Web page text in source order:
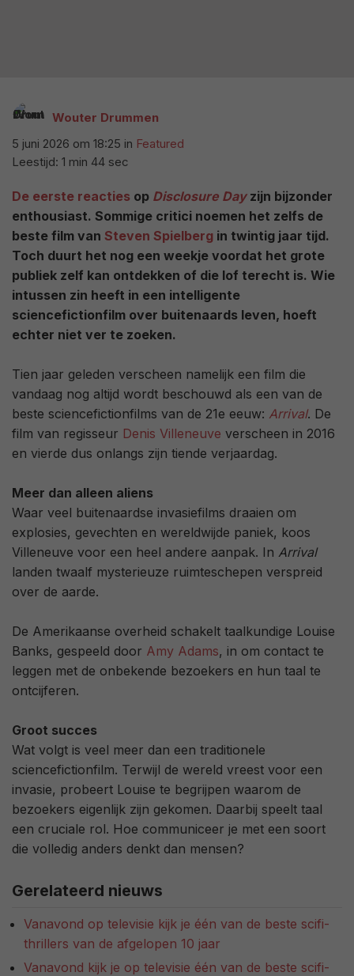
Wouter Drummen
5 juni 2026 om 18:25 in Featured
Leestijd: 1 min 44 sec
De eerste reacties op Disclosure Dayzijn bijzonder
enthousiast. Sommige critici noemen het zelfs de
beste film van Steven Spielberg in twintig jaar tijd.
Toch duurt het nog een weekje voordat het grote
publiek zelf kan ontdekken of die lof terecht is. Wie
intussen zin heeft in een intelligente
sciencefictionfilm over buitenaards leven, hoeft
echter niet ver te zoeken.
Tien jaar geleden verscheen namelijk een film die
vandaag nog altijd wordt beschouwd als een van de
beste sciencefictionfilms van de 21e eeuw: Arrival. De
film van regisseur Denis Villeneuve verscheen in 2016
en vierde dus onlangs zijn tiende verjaardag.
Meer dan alleen aliens
Waar veel buitenaardse invasiefilms draaien om
explosies, gevechten en wereldwijde paniek, koos
Villeneuve voor een heel andere aanpak. In Arrival
landen twaalf mysterieuze ruimteschepen verspreid
over de aarde.
De Amerikaanse overheid schakelt taalkundige Louise
Banks, gespeeld door Amy Adams, in om contact te
leggen met de onbekende bezoekers en hun taal te
ontcijferen.
Groot succes
Wat volgt is veel meer dan een traditionele
sciencefictionfilm. Terwijl de wereld vreest voor een
invasie, probeert Louise te begrijpen waarom de
bezoekers eigenlijk zijn gekomen. Daarbij speelt taal
een cruciale rol. Hoe communiceer je met een soort
die volledig anders denkt dan mensen?
Gerelateerd nieuws
Vanavond op televisie kijk je één van de beste scifi-
thrillers van de afgelopen 10 jaar
Vanavond kijk je op televisie één van de beste scifi-